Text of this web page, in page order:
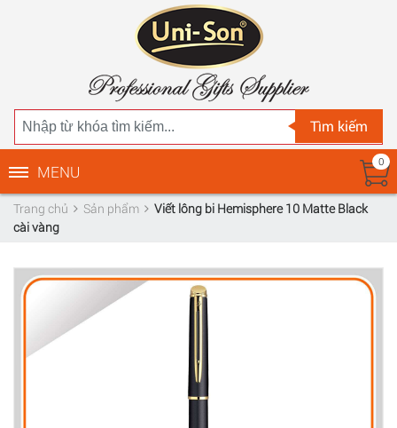
Tìm kiếm
0
MENU
Trang chủ Sản phẩm
Viết lông bi Hemisphere 10 Matte Black
cài vàng